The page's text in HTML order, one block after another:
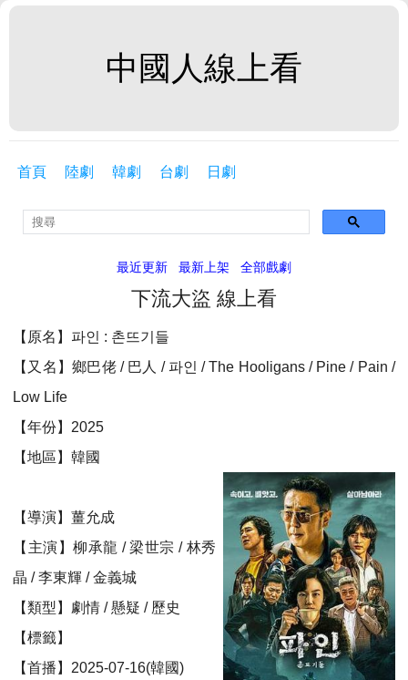
中國人線上看
首頁 陸劇 韓劇 台劇 日劇
最近更新 最新上架 全部戲劇
下流大盜 線上看
【原名】파인 : 촌뜨기들
【又名】鄉巴佬 / 巴人 / 파인 / The Hooligans / Pine / Pain /
Low Life
【年份】2025
【地區】韓國
【導演】薑允成
【主演】柳承龍 / 梁世宗 / 林秀
晶 / 李東輝 / 金義城
【類型】劇情 / 懸疑 / 歷史
【標籤】
【首播】2025-07-16(韓國)